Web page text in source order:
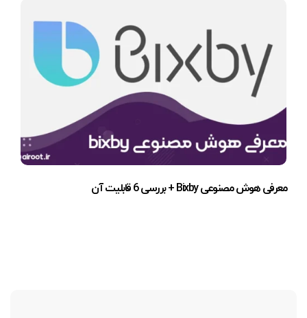
معرفی هوش مصنوعی Bixby + بررسی 6 قابلیت آن